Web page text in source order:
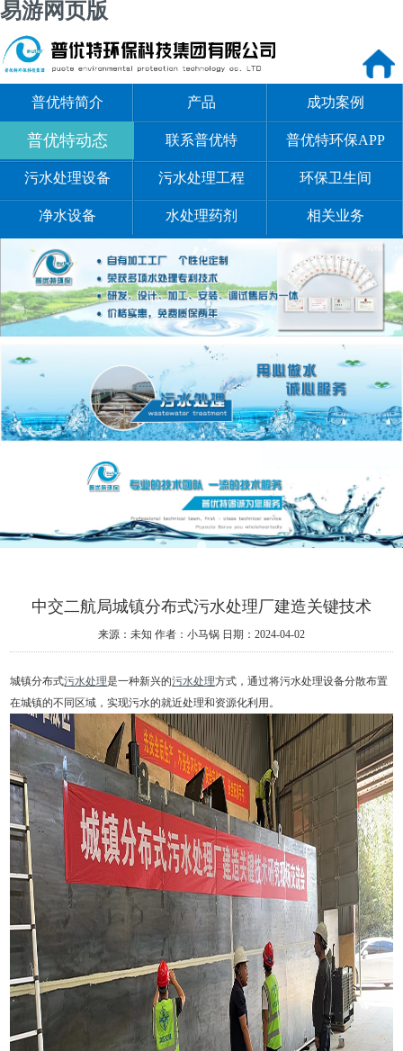
易游网页版
普优特简介 产品 成功案例
普优特动态 联系普优特 普优特环保APP
污水处理设备 污水处理工程 环保卫生间
净水设备 水处理药剂 相关业务
中交二航局城镇分布式污水处理厂建造关键技术
来源：未知 作者：小马锅 日期：2024-04-02
城镇分布式污水处理是一种新兴的污水处理方式，通过将污水处理设备分散布置
在城镇的不同区域，实现污水的就近处理和资源化利用。